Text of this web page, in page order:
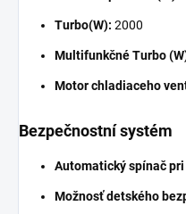
Turbo(W): 2000
Multifunkčné Turbo
Motor chladiaceho
Bezpečnostní systém
Automatický spínač
Možnosť detského